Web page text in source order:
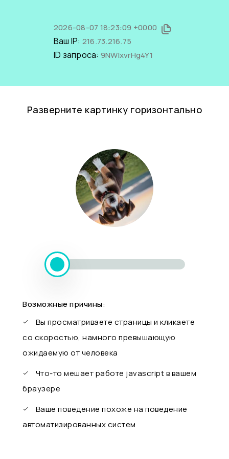
2026-08-07 18:23:09 +0000
Ваш IP: 216.73.216.75
ID запроса: 9NWIxvrHg4Y1
Разверните картинку горизонтально
Возможные причины:
Вы просматриваете страницы и кликаете
со скоростью, намного превышающую
ожидаемую от человека
Что-то мешает работе javascript в вашем
браузере
Ваше поведение похоже на поведение
автоматизированных систем